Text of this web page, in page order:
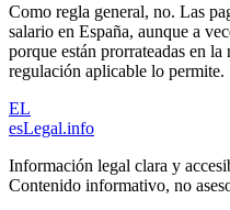
Como regla general, no. Las
salario en España, aunque a
porque están prorrateadas en
regulación aplicable lo permite.
EL
esLegal.info
Información legal clara y
Contenido informativo, no